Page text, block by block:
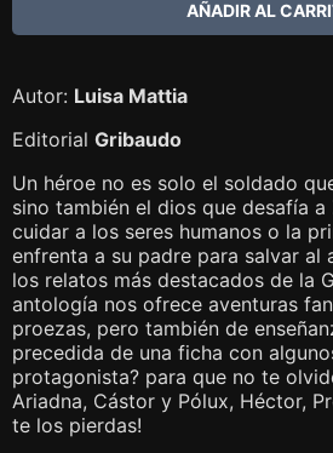
Autor: Luisa Mattia
Editorial Gribaudo
Un héroe no es solo el soldado
sino también el dios que desafía
cuidar a los seres humanos o la
enfrenta a su padre para salvar al
los relatos más destacados de la
antología nos ofrece aventuras
proezas, pero también de
precedida de una ficha con
protagonista? para que no te
Ariadna, Cástor y Pólux, Héctor,
te los pierdas!